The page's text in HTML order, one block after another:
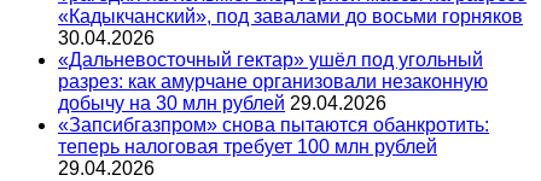
«Кадыкчанский», под завалами до восьми горняков
30.04.2026
«Дальневосточный гектар» ушёл под угольный
разрез: как амурчане организовали незаконную
добычу на 30 млн рублей 29.04.2026
«Запсибгазпром» снова пытаются обанкротить:
теперь налоговая требует 100 млн рублей
29.04.2026